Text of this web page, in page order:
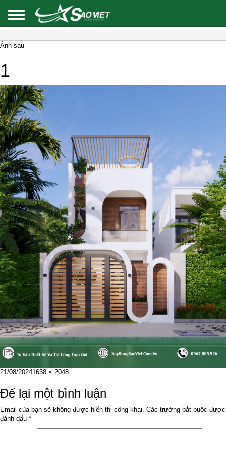
Ảnh sau
1
Đăng
ngày
21/08/2024Kích
đầy
đủ
1638 × 2048
Để lại một bình luận
Email của bạn sẽ không được hiển thị công khai. Các trường bắt buộc được
đánh dấu *